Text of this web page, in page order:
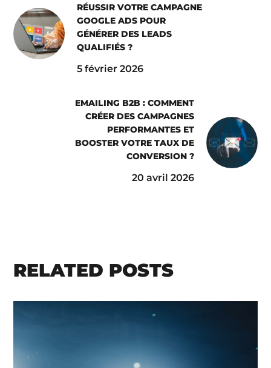
RÉUSSIR VOTRE CAMPAGNE
GOOGLE ADS POUR
GÉNÉRER DES LEADS
QUALIFIÉS ?
5 février 2026
EMAILING B2B : COMMENT
CRÉER DES CAMPAGNES
PERFORMANTES ET
BOOSTER VOTRE TAUX DE
CONVERSION ?
20 avril 2026
RELATED POSTS